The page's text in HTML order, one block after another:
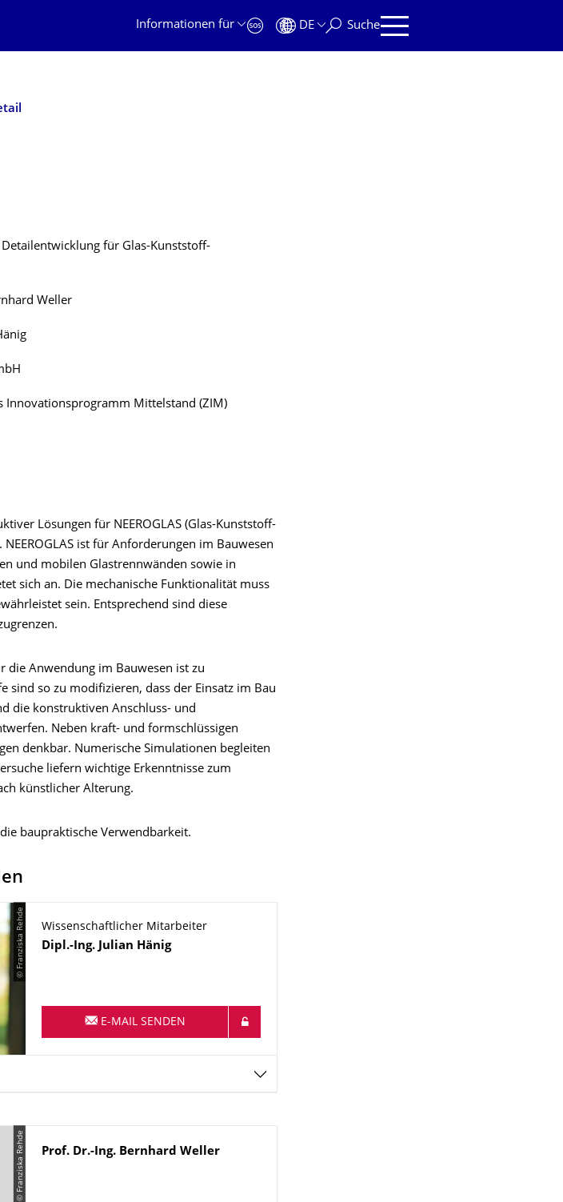
Informationen für
DE Suche
für Glas-Kunststoff-
Weller
Innovationsprogramm Mittelstand (ZIM)
Lösungen für NEEROGLAS (Glas-Kunststoff-
ist für Anforderungen im Bauwesen
und mobilen Glastrennwänden sowie in
sich an. Die mechanische Funktionalität muss
sein. Entsprechend sind diese
die Anwendung im Bauwesen ist zu
sind so zu modifizieren, dass der Einsatz im Bau
die konstruktiven Anschluss- und
Neben kraft- und formschlüssigen
denkbar. Numerische Simulationen begleiten
liefern wichtige Erkenntnisse zum
künstlicher Alterung.
baupraktische Verwendbarkeit.
© Franziska Rehde
Wissenschaftlicher Mitarbeiter
Name
Dipl.-Ing. Julian Hänig
E-MAIL SENDEN
© Franziska Rehde Name
Prof. Dr.-Ing. Bernhard Weller